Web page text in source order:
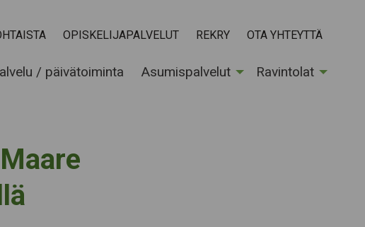
OPISKELIJAPALVELUT REKRY OTA YHTEYTTÄ
/ päivätoiminta Asumispalvelut Ravintolat